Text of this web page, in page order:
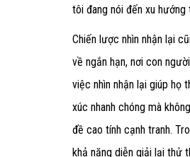
tôi đang nói đến xu
Chiến lược nhìn nhận lại
về ngắn hạn, nơi con
việc nhìn nhận lại giúp họ
xúc nhanh chóng mà
đề cao tính cạnh tranh.
khả năng diễn giải lại thử